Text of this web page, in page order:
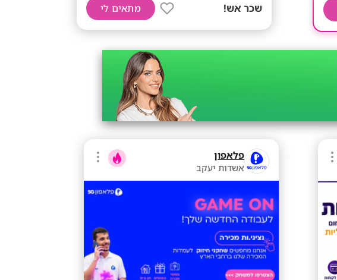
שכר אש! מתאים לי
פלאפון
אשדות יעקב